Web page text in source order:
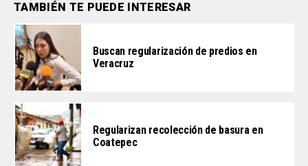
TAMBIÉN TE PUEDE INTERESAR
Buscan regularización de predios en
Veracruz
Regularizan recolección de basura en
Coatepec